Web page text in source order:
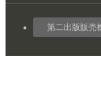
第二出版販売